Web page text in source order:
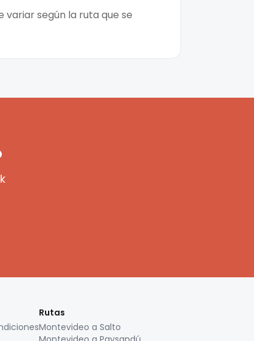
variar según la ruta que se
Rutas
Montevideo a Salto